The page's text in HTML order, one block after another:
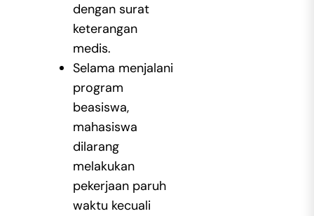
dengan surat
keterangan
medis.
Selama menjalani
program
beasiswa,
mahasiswa
dilarang
melakukan
pekerjaan paruh
waktu kecuali